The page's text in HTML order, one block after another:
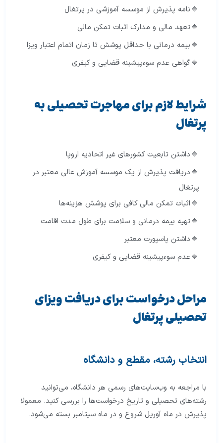
نامه پذیرش از موسسه آموزشی در پرتغال
تعهد مالی و مدارک اثبات تمکن مالی
بیمه درمانی با حداقل پوشش تا زمان اتمام اعتبار ویزا
گواهی عدم سوءپیشینه قضایی و کیفری
شرایط لازم برای مهاجرت تحصیلی به
پرتغال
داشتن تابعیت کشورهای غیر اتحادیه اروپا
دریافت پذیرش از یک موسسه آموزش عالی معتبر در
پرتغال
اثبات تمکن مالی کافی برای پوشش هزینه‌ها
تهیه بیمه درمانی و سلامت برای طول مدت اقامت
داشتن پاسپورت معتبر
عدم سوءپیشینه قضایی و کیفری
مراحل درخواست برای دریافت ویزای
تحصیلی پرتغال
انتخاب رشته، مقطع و دانشگاه
با مراجعه به وب‌سایت‌های رسمی هر دانشگاه، می‌توانید
رشته‌های تحصیلی و تاریخ درخواست‌ها را بررسی کنید. معمولا
پذیرش در ماه آوریل شروع و در ماه سپتامبر بسته می‌شود.